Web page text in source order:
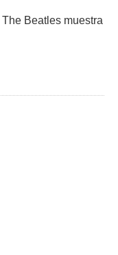
Beatles muestra